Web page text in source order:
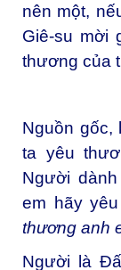
nên một,
Giê-su mời
thương của
Nguồn gốc,
ta yêu
Người
em hãy
thương anh
Người là